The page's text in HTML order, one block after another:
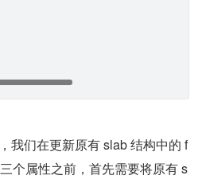
我们在更新原有 slab 结构中的 f
个属性之前，首先需要将原有 s